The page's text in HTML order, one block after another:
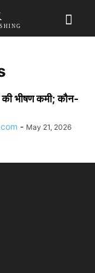
की भीषण कमी; कौन-
- May 21, 2026